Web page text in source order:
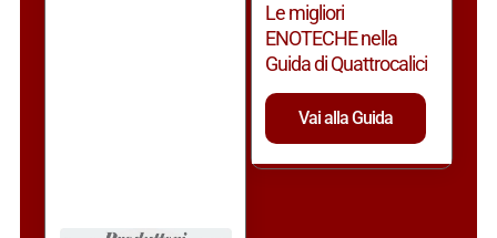
Le migliori
ENOTECHE nella
Guida di Quattrocalici
Vai alla Guida